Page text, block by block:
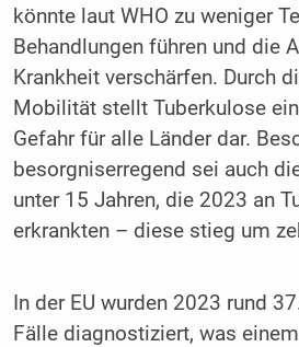
könnte laut WHO zu weniger
Behandlungen führen und die
Krankheit verschärfen. Durch
Mobilität stellt Tuberkulose
Gefahr für alle Länder dar.
besorgniserregend sei auch
unter 15 Jahren, die 2023 an
erkrankten – diese stieg um
In der EU wurden 2023 rund
Fälle diagnostiziert, was